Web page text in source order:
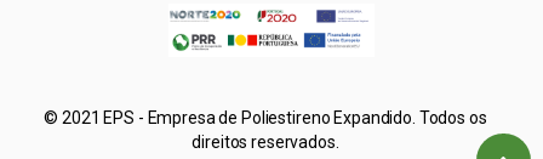
© 2021 EPS - Empresa de Poliestireno Expandido. Todos os
direitos reservados.